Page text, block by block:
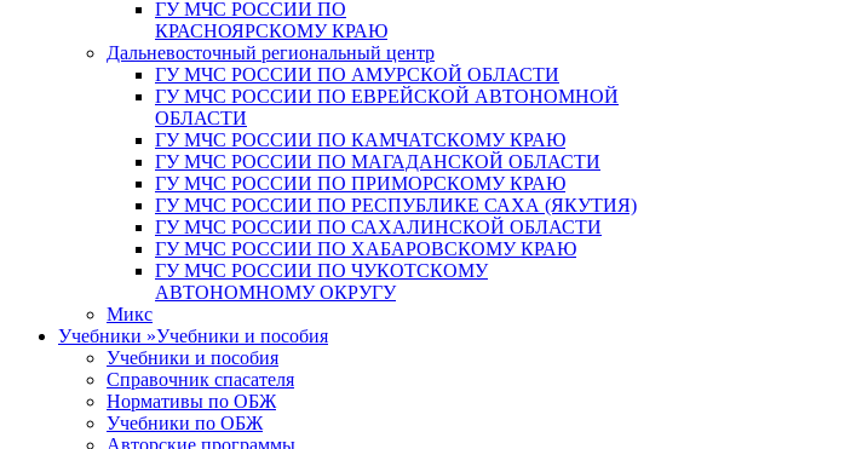
ГУ МЧС РОССИИ ПО
КРАСНОЯРСКОМУ КРАЮ
Дальневосточный региональный центр
ГУ МЧС РОССИИ ПО АМУРСКОЙ ОБЛАСТИ
ГУ МЧС РОССИИ ПО ЕВРЕЙСКОЙ АВТОНОМНОЙ
ОБЛАСТИ
ГУ МЧС РОССИИ ПО КАМЧАТСКОМУ КРАЮ
ГУ МЧС РОССИИ ПО МАГАДАНСКОЙ ОБЛАСТИ
ГУ МЧС РОССИИ ПО ПРИМОРСКОМУ КРАЮ
ГУ МЧС РОССИИ ПО РЕСПУБЛИКЕ САХА (ЯКУТИЯ)
ГУ МЧС РОССИИ ПО САХАЛИНСКОЙ ОБЛАСТИ
ГУ МЧС РОССИИ ПО ХАБАРОВСКОМУ КРАЮ
ГУ МЧС РОССИИ ПО ЧУКОТСКОМУ
АВТОНОМНОМУ ОКРУГУ
Микс
Учебники »Учебники и пособия
Учебники и пособия
Справочник спасателя
Нормативы по ОБЖ
Учебники по ОБЖ
Авторские программы